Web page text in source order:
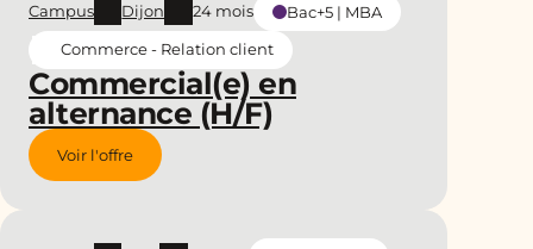
Commercial(e) en
alternance (H/F)
Campus Dijon 24 mois
Bac+5 | MBA
Commerce - Relation client
Voir l'offre